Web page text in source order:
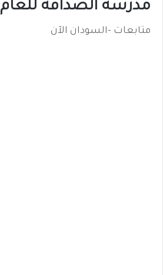
مدرسة الصداقة للعام 2025
متابعات -السودان الآن